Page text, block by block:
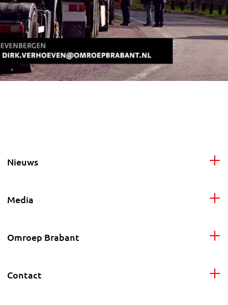
Nieuws
Media
Omroep Brabant
Contact